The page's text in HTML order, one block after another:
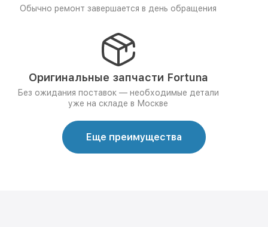
Обычно ремонт завершается в день обращения
Оригинальные запчасти Fortuna
Без ожидания поставок — необходимые детали
уже на складе в Москве
Еще преимущества